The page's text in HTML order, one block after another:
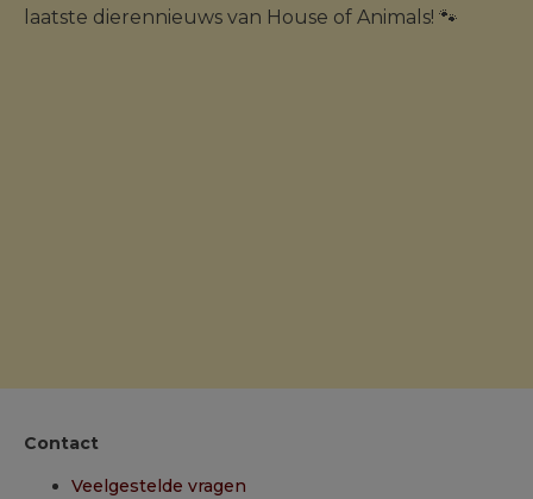
laatste dierennieuws van House of Animals! 🐾
Contact
Veelgestelde vragen